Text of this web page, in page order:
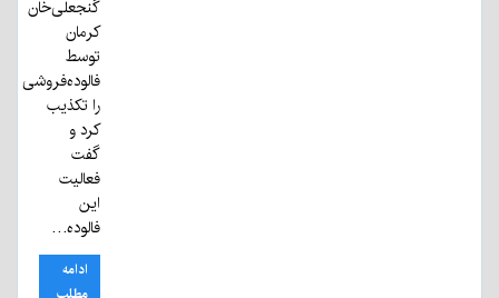
گنجعلی‌خان
کرمان
توسط
فالوده‌فروشی
را تکذیب
کرد و
گفت
فعالیت
این
فالوده…
ادامه
مطلب